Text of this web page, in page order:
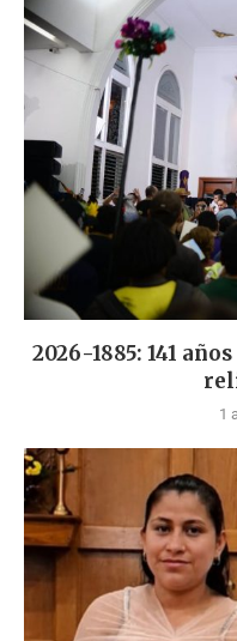
2026-1885: 141
1